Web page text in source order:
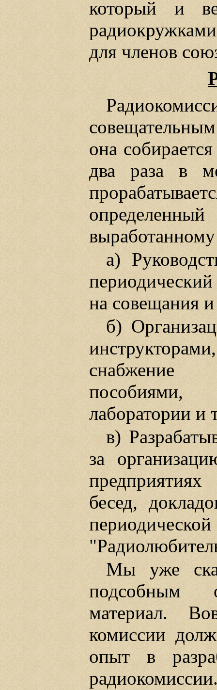
который и
для членов
она
два раза в
а)
на совещания
б)
снабжение
пособиями,
лаборатории и
в)
за
бесед,
Мы уже
подсобным
материал.
комиссии
опыт в